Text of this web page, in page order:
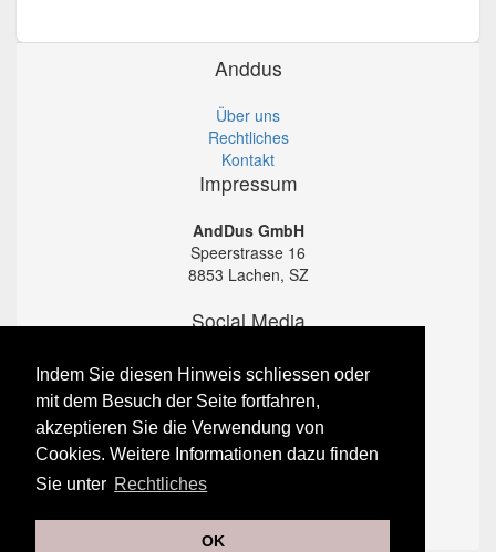
Indem Sie diesen Hinweis schliessen oder
mit dem Besuch der Seite fortfahren,
akzeptieren Sie die Verwendung von
Cookies. Weitere Informationen dazu finden
Sie unter Rechtliches
OK
Anddus
Über uns
Rechtliches
Kontakt
Impressum
AndDus GmbH
Speerstrasse 16
8853 Lachen, SZ
Social Media
Instagram
Facebook
Twitter
Kundenservice
Kauf und Abholung
Garantieleistungen